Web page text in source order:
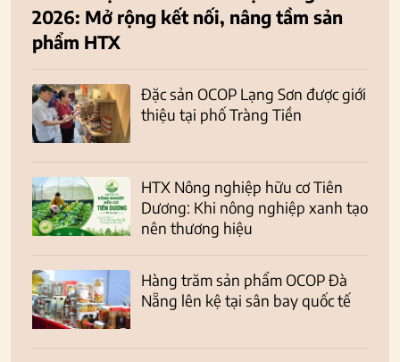
2026: Mở rộng kết nối, nâng tầm sản
phẩm HTX
Đặc sản OCOP Lạng Sơn được giới
thiệu tại phố Tràng Tiền
HTX Nông nghiệp hữu cơ Tiên
Dương: Khi nông nghiệp xanh tạo
nên thương hiệu
Hàng trăm sản phẩm OCOP Đà
Nẵng lên kệ tại sân bay quốc tế